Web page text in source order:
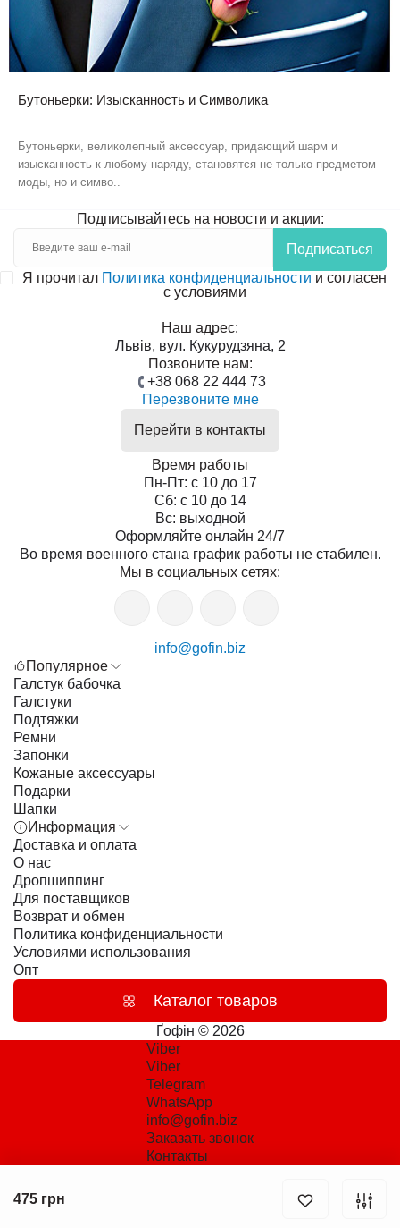
475 грн
Бутоньерки: Изысканность и Символика
Бутоньерки, великолепный аксессуар, придающий шарм и
изысканность к любому наряду, становятся не только предметом
моды, но и симво..
Подписывайтесь на новости и акции:
Подписаться
Я прочитал Политика конфиденциальности и согласен
с условиями
Наш адрес:
Львів, вул. Кукурудзяна, 2
Позвоните нам:
+38 068 22 444 73
Перезвоните мне
Перейти в контакты
Время работы
Пн-Пт: с 10 до 17
Сб: с 10 до 14
Вс: выходной
Оформляйте онлайн 24/7
Во время военного стана график работы не стабилен.
Мы в социальных сетях:
info@gofin.biz
Популярное
Галстук бабочка
Галстуки
Подтяжки
Ремни
Запонки
Кожаные аксессуары
Подарки
Шапки
Информация
Доставка и оплата
О нас
Дропшиппинг
Для поставщиков
Возврат и обмен
Политика конфиденциальности
Условиями использования
Опт
Каталог товаров
Ґофін © 2026
Viber
Viber
Telegram
WhatsApp
info@gofin.biz
Заказать звонок
Контакты